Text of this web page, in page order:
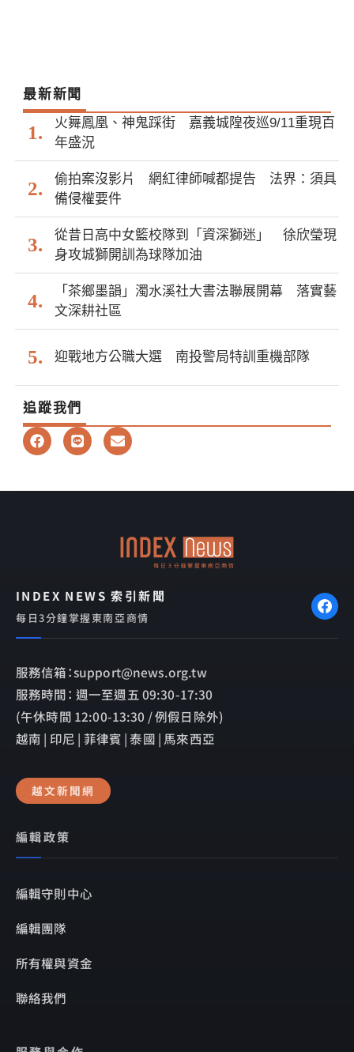
最新新聞
火舞鳳凰、神鬼踩街 嘉義城隍夜巡9/11重現百
年盛況
偷拍案沒影片 網紅律師喊都提告 法界：須具
備侵權要件
從昔日高中女籃校隊到「資深獅迷」 徐欣瑩現
身攻城獅開訓為球隊加油
「茶鄉墨韻」濁水溪社大書法聯展開幕 落實藝
文深耕社區
迎戰地方公職大選 南投警局特訓重機部隊
追蹤我們
F
a
b
L
i
E
n
l
INDEX NEWS 索引新聞
每日3分鐘掌握東南亞商情
服務信箱：support@news.org.tw
服務時間： 週一至週五 09:30-17:30
(午休時間 12:00-13:30 / 例假日除外)
越南 | 印尼 | 菲律賓 | 泰國 | 馬來西亞
越文新聞網
編輯政策
編輯守則中心
編輯團隊
所有權與資金
聯絡我們